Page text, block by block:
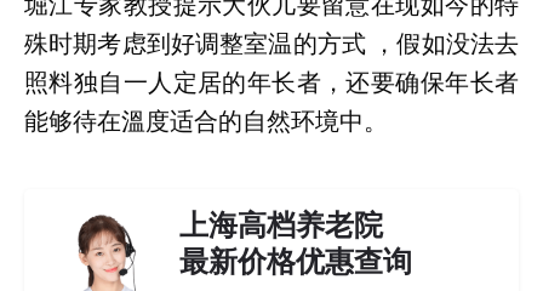
殊时期考虑到好调整室温的方式 ，假如没法去
照料独自一人定居的年长者，还要确保年长者
能够待在溫度适合的自然环境中。
上海高档养老院
最新价格优惠查询